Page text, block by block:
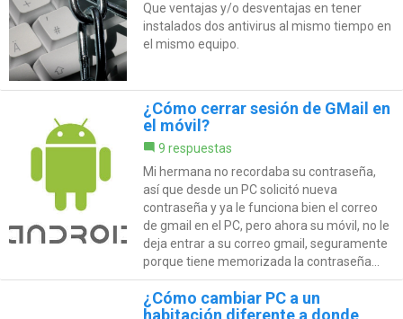
Que ventajas y/o desventajas en tener
instalados dos antivirus al mismo tiempo en
el mismo equipo.
¿Cómo cerrar sesión de GMail en
el móvil?
9 respuestas
Mi hermana no recordaba su contraseña,
así que desde un PC solicitó nueva
contraseña y ya le funciona bien el correo
de gmail en el PC, pero ahora su móvil, no le
deja entrar a su correo gmail, seguramente
porque tiene memorizada la contraseña...
¿Cómo cambiar PC a un
habitación diferente a donde